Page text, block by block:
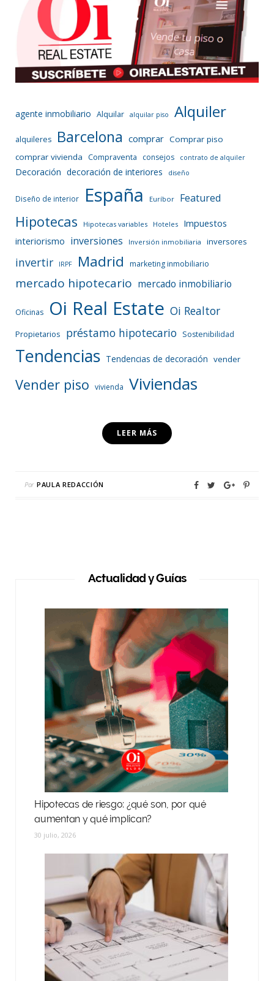
agente inmobiliario Alquilar alquilar piso Alquiler
alquileres Barcelona comprar Comprar piso
comprar vivienda
Compraventa consejos contrato de alquiler
Decoración decoración de interiores diseño
Diseño de interior España Euríbor Featured
Hipotecas Hipotecas variables Hoteles
Impuestos
interiorismo inversiones Inversión inmobiliaria inversores
invertir IRPF Madrid marketing inmobiliario
mercado hipotecario mercado inmobiliario
Oficinas Oi Real Estate Oi Realtor
Propietarios préstamo hipotecario Sostenibilidad
Tendencias Tendencias de decoración vender
Vender piso vivienda Viviendas
LEER MÁS
Por PAULA REDACCIÓN
Actualidad y Guías
Hipotecas de riesgo: ¿qué son, por qué
aumentan y qué implican?
30 julio, 2026